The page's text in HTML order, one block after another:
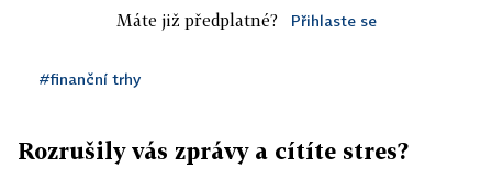
Máte již předplatné? Přihlaste se
#finanční trhy
Rozrušily vás zprávy a cítíte stres?